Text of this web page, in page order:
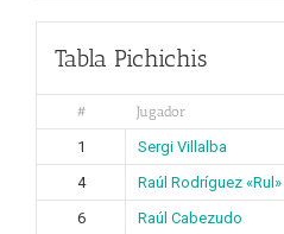
Tabla Pichichis
# Jugador
1 Sergi Villalba
4
Raúl Rodríguez «Rul»
6
Raúl Cabezudo